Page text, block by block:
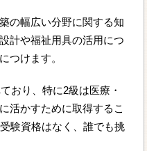
の幅広い分野に関する知
計や福祉用具の活用につ
つけます。
おり、特に2級は医療・
活かすために取得するこ
験資格はなく、誰でも挑